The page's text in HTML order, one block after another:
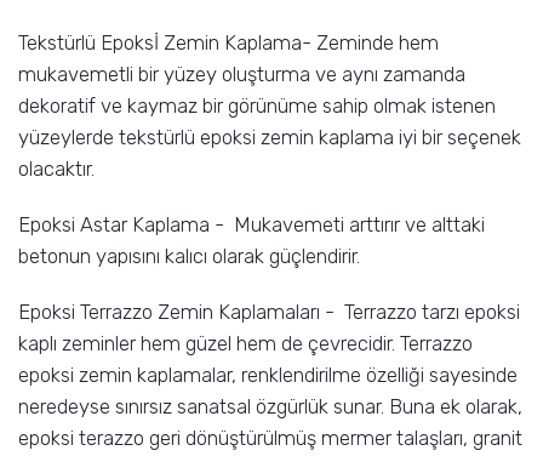
Tekstürlü Epoksİ Zemin Kaplama- Zeminde hem
mukavemetli bir yüzey oluşturma ve aynı zamanda
dekoratif ve kaymaz bir görünüme sahip olmak istenen
yüzeylerde tekstürlü epoksi zemin kaplama iyi bir seçenek
olacaktır.
Epoksi Astar Kaplama - Mukavemeti arttırır ve alttaki
betonun yapısını kalıcı olarak güçlendirir.
Epoksi Terrazzo Zemin Kaplamaları - Terrazzo tarzı epoksi
kaplı zeminler hem güzel hem de çevrecidir. Terrazzo
epoksi zemin kaplamalar, renklendirilme özelliği sayesinde
neredeyse sınırsız sanatsal özgürlük sunar. Buna ek olarak,
epoksi terazzo geri dönüştürülmüş mermer talaşları, granit